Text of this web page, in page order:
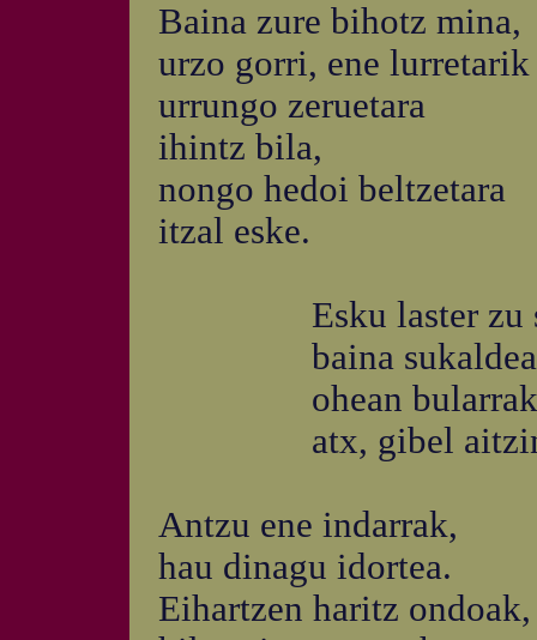
Baina zure bihotz mina,
urzo gorri, ene lurretarik
urrungo zeruetara
ihintz bila,
nongo hedoi beltzetara
itzal eske.
Esku laster zu
baina sukaldean
ohean bularrak
atx, gibel
Antzu ene indarrak,
hau dinagu idortea.
Eihartzen haritz ondoak,